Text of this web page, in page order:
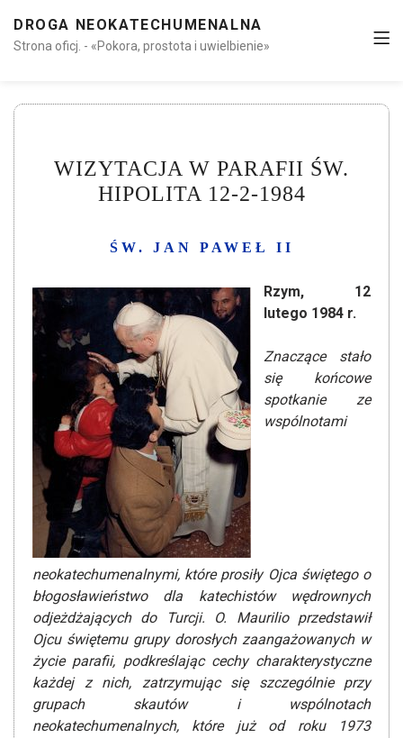
DROGA NEOKATECHUMENALNA
Strona oficj. - «Pokora, prostota i uwielbienie»
WIZYTACJA W PARAFII ŚW.
HIPOLITA 12-2-1984
ŚW. JAN PAWEŁ II
Rzym, 12
lutego 1984 r.
Znaczące stało
się końcowe
spotkanie ze
wspólnotami
neokatechumenalnymi, które prosiły Ojca świętego o
błogosławieństwo dla katechistów wędrownych
odjeżdżających do Turcji. O. Maurilio przedstawił
Ojcu świętemu grupy dorosłych zaangażowanych w
życie parafii, podkreślając cechy charakterystyczne
każdej z nich, zatrzymując się szczególnie przy
grupach skautów i wspólnotach
neokatechumenalnych, które już od roku 1973